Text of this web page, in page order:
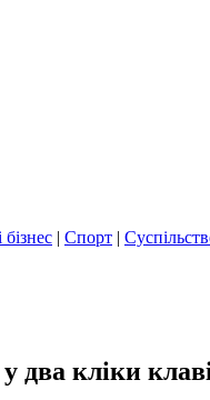
| Спорт |
два кліки